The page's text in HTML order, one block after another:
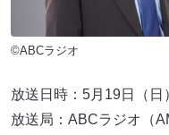
©ABCラジオ
放送日時：5月19日（日
放送局：ABCラジオ（